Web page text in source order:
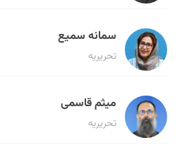
سمانه سمیع
تحریریه
میثم قاسمی
تحریریه